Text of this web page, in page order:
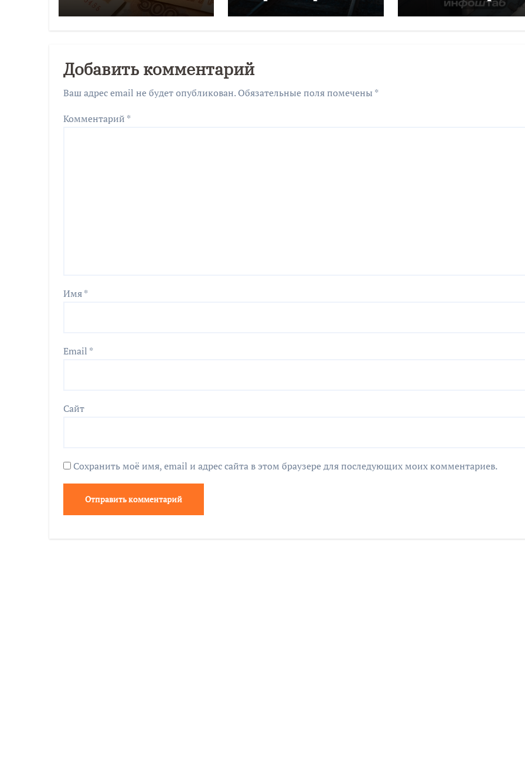
год до 6–7%
перевозок с начала
почти на 16%
Добавить комментарий
Ваш адрес email не будет опубликован. Обязательные поля помечены *
Комментарий *
Имя*
Email *
Сайт
Сохранить моё имя, email и адрес сайта в этом браузере для последующих моих комментариев.